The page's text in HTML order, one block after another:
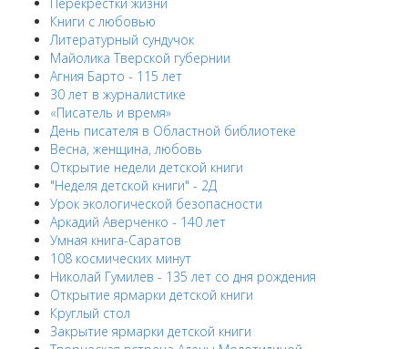
Книги с любовью
Литературный сундучок
Майолика Тверской губернии
Агния Барто - 115 лет
30 лет в журналистике
«Писатель и время»
День писателя в Областной библиотеке
Весна, женщина, любовь
Открытие недели детской книги
"Неделя детской книги" - 2Д
Урок экологической безопасности
Аркадий Аверченко - 140 лет
Умная книга-Саратов
108 космических минут
Николай Гумилев - 135 лет со дня рождения
Открытие ярмарки детской книги
Круглый стол
Закрытие ярмарки детской книги